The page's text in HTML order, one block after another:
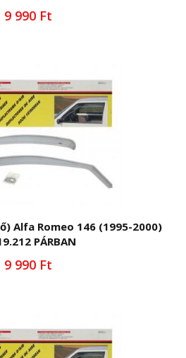
9 990 Ft
Alfa Romeo 146 (1995-2000)
PÁRBAN
9 990 Ft